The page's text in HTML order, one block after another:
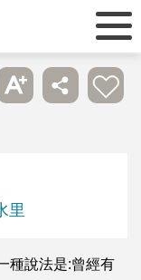
里
種說法是:曾經有